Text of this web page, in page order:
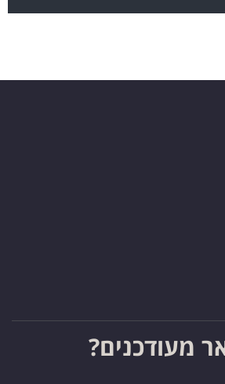
מעודכנים?